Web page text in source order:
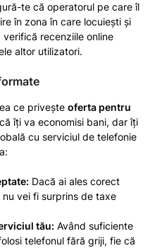
te că operatorul pe care îl
în zona în care locuiești și
recenziile online
altor utilizatori.
ce privește oferta pentru
îți va economisi bani, dar îți
cu serviciul de telefonie
Dacă ai ales corect
vei fi surprins de taxe
tău: Având suficiente
telefonul fără griji, fie că